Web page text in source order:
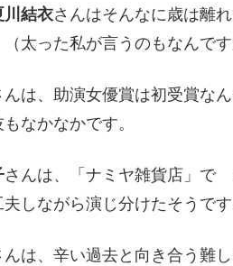
川結衣さんはそんなに歳は離
（太った私が言うのもなんで
んは、助演女優賞は初受賞な
なかなかです。
さんは、「ナミヤ雑貨店」で
しながら演じ分けたそうです
んは、辛い過去と向き合う難